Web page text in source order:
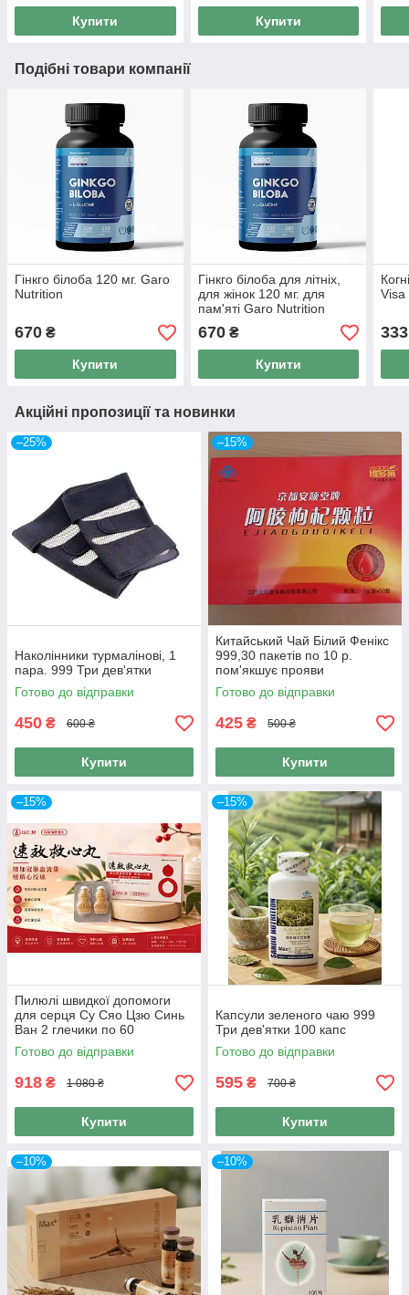
Купити Купити
Подібні товари компанії
Гінкго білоба 120 мг. Garo
Nutrition
670 ₴
Купити
Гінкго білоба для літніх,
для жінок 120 мг. для
пам'яті Garo Nutrition
670₴
Купити
Visa
333
Акційні пропозиції та новинки
–25%
Наколінники турмалінові, 1
пара. 999 Три дев'ятки
Готово до відправки
450 ₴ 600 ₴
Купити
–15%
Китайський Чай Білий Фенікс
999,30 пакетів по 10 р.
пом'якшує прояви
клімактеричного синдрому.
Готово до відправки
425 ₴ 500 ₴
Купити
–15%
Пилюлі швидкої допомоги
для серця Су Сяо Цзю Синь
Ван 2 глечики по 60
сублінгвальних пилюль 120
пілюль
Готово до відправки
918 ₴ 1 080 ₴
Купити
–15%
Капсули зеленого чаю 999
Три дев'ятки 100 капс
Готово до відправки
595 ₴ 700 ₴
Купити
–10% –10%